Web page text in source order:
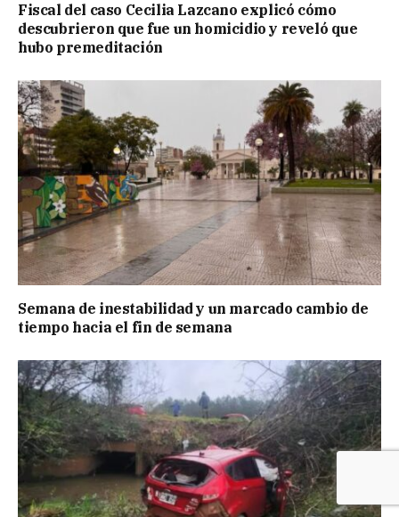
Fiscal del caso Cecilia Lazcano explicó cómo
descubrieron que fue un homicidio y reveló que
hubo premeditación
Semana de inestabilidad y un marcado cambio de
tiempo hacia el fin de semana